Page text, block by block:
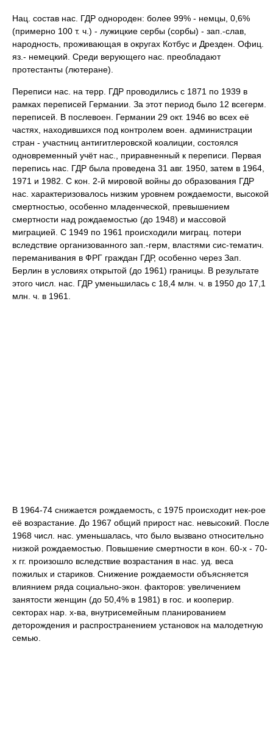
Нац. состав нас. ГДР однороден: более 99% - немцы, 0,6%
(примерно 100 т. ч.) - лужицкие сербы (сорбы) - зап.-слав,
народность, проживающая в округах Котбус и Дрезден. Офиц.
яз.- немецкий. Среди верующего нас. преобладают
протестанты (лютеране).
Переписи нас. на терр. ГДР проводились с 1871 по 1939 в
рамках переписей Германии. За этот период было 12 всегерм.
переписей. В послевоен. Германии 29 окт. 1946 во всех её
частях, находившихся под контролем воен. администрации
стран - участниц антигитлеровской коалиции, состоялся
одновременный учёт нас., приравненный к переписи. Первая
перепись нас. ГДР была проведена 31 авг. 1950, затем в 1964,
1971 и 1982. С кон. 2-й мировой войны до образования ГДР
нас. характеризовалось низким уровнем рождаемости, высокой
смертностью, особенно младенческой, превышением
смертности над рождаемостью (до 1948) и массовой
миграцией. С 1949 по 1961 происходили миграц. потери
вследствие организованного зап.-герм, властями сис-тематич.
переманивания в ФРГ граждан ГДР, особенно через Зап.
Берлин в условиях открытой (до 1961) границы. В результате
этого числ. нас. ГДР уменьшилась с 18,4 млн. ч. в 1950 до 17,1
млн. ч. в 1961.
В 1964-74 снижается рождаемость, с 1975 происходит нек-рое
её возрастание. До 1967 общий прирост нас. невысокий. После
1968 числ. нас. уменьшалась, что было вызвано относительно
низкой рождаемостью. Повышение смертности в кон. 60-х - 70-
х гг. произошло вследствие возрастания в нас. уд. веса
пожилых и стариков. Снижение рождаемости объясняется
влиянием ряда социально-экон. факторов: увеличением
занятости женщин (до 50,4% в 1981) в гос. и кооперир.
секторах нар. х-ва, внутрисемейным планированием
деторождения и распространением установок на малодетную
семью.